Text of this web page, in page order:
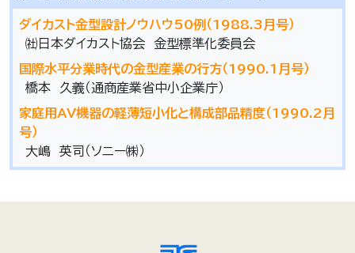
ダイカスト金型設計ノウハウ50例（1988.3月号）
㈳日本ダイカスト協会 金型標準化委員会
国際水平分業時代の金型産業の行方（1990.1月号）
橋本 久義（通商産業省中小企業庁）
家庭用AV機器の軽薄短小化と構成部品精度（1990.2月
号）
大嶋 英司（ソニー㈱）